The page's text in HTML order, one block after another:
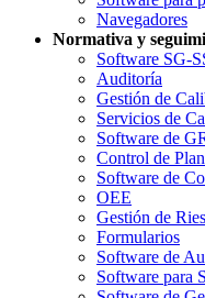
Navegadores
Normativa y
Software SG-
Auditoría
Gestión de
Servicios de
Software de
Control de
Software de
OEE
Gestión de
Formularios
Software de
Software para